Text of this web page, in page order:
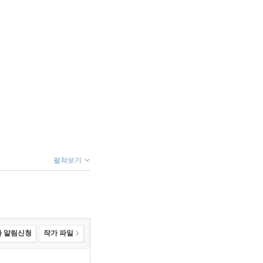
펼쳐보기
알림신청 작가 파일